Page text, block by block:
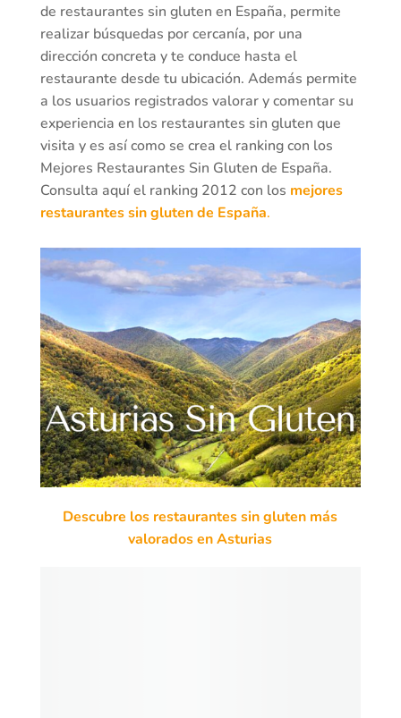
de restaurantes sin gluten en España, permite
realizar búsquedas por cercanía, por una
dirección concreta y te conduce hasta el
restaurante desde tu ubicación. Además permite
a los usuarios registrados valorar y comentar su
experiencia en los restaurantes sin gluten que
visita y es así como se crea el ranking con los
Mejores Restaurantes Sin Gluten de España.
Consulta aquí el ranking 2012 con los mejores
restaurantes sin gluten de España.
Descubre los restaurantes sin gluten más
valorados en Asturias